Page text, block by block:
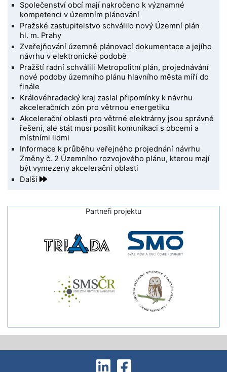
Společenství obcí mají nakročeno k významné
kompetenci v územním plánování
Pražské zastupitelstvo schválilo nový Územní plán
hl. m. Prahy
Zveřejňování územně plánovací dokumentace a jejího
návrhu v elektronické podobě
Pražští radní schválili Metropolitní plán, projednávání
nové podoby územního plánu hlavního města míří do
finále
Královéhradecký kraj zaslal připomínky k návrhu
akceleračních zón pro větrnou energetiku
Akcelerační oblasti pro větrné elektrárny jsou správné
řešení, ale stát musí posílit komunikaci s obcemi a
místními lidmi
Informace k průběhu veřejného projednání návrhu
Změny č. 2 Územního rozvojového plánu, kterou mají
být vymezeny akcelerační oblasti
Další
Partneři projektu